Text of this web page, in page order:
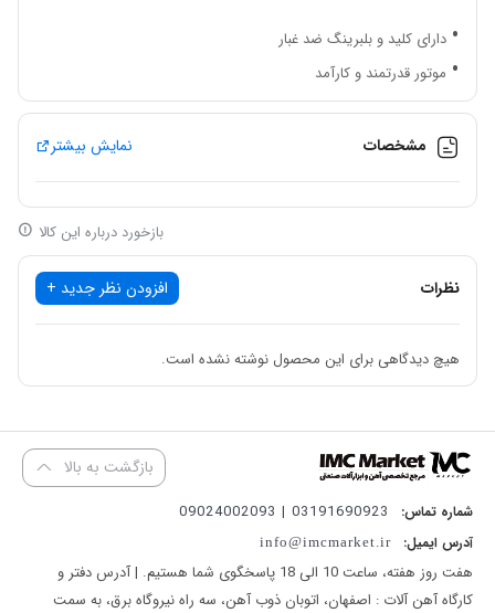
دارای کلید و بلبرینگ ضد غبار
موتور قدرتمند و کارآمد
سیم پیچی آرمیچر و بالشتک %100 مس
جنس سیم استاندارد (VDE)
مجهز به کلید دیمردار
دارای بدنه ضد تعریق
دارای پوسته گیربکس فلزی
است که با کمک آن می توانیم عملیات های سوراخکاری در سطوح مختلف
توان قدرتی
دریل گیربکسی ۵۳۱۵ آروا
۱۰۵۰ وات و دارای موتور گیربکسی
با ۲ سرعت بی باری متفاوت ۱۱۰۰ و ۲۸۰۰ دور بر دقیقه است که با ۱۲ ماه
گارانتی به بازار عرضه می شود. این دریل برقی آروا با قابلیت سوراخکاری
در مواد و متریال های مختلف این امکان را به کاربر می دهد که بیشترین
قدرت سوراخکاری را در عملیات های ساختمانی، تاسیساتی و… در اختیار
مشخصات نمایش بیشتر
بازخورد درباره این کالا
نظرات افزودن نظر جدید +
هیچ دیدگاهی برای این محصول نوشته نشده است.
بازگشت به بالا
شماره تماس: 03191690923 | 09024002093
آدرس ایمیل: info@imcmarket.ir
هفت روز هفته، ساعت 10 الی 18 پاسخگوی شما هستیم. | آدرس دفتر و
کارگاه آهن آلات : اصفهان، اتوبان ذوب آهن، سه راه نیروگاه برق، به سمت